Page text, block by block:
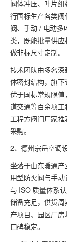
阀体冲压、叶片
行国标生产各类
阀、手动 / 电动多
类，既能批量供
做非标尺寸定制。
技术团队由多名
体密封结构，旗
优于国标常规限
道交通等百余项
工程方阀门厂家
采购。
2、德州宗岳空调
坐落于山东暖通
用型防火阀与手
与 ISO 质量体系
储备充足，供货
产项目、园区厂
口碑稳定。